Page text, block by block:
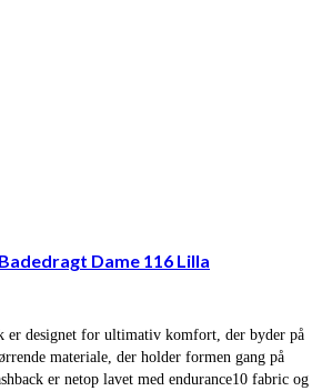
Dame 116 Lilla
er designet for ultimativ komfort, der byder på
materiale, der holder formen gang på
er netop lavet med endurance10 fabric og